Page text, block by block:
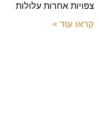
צפויות אחרות עלולות
קראו עוד »